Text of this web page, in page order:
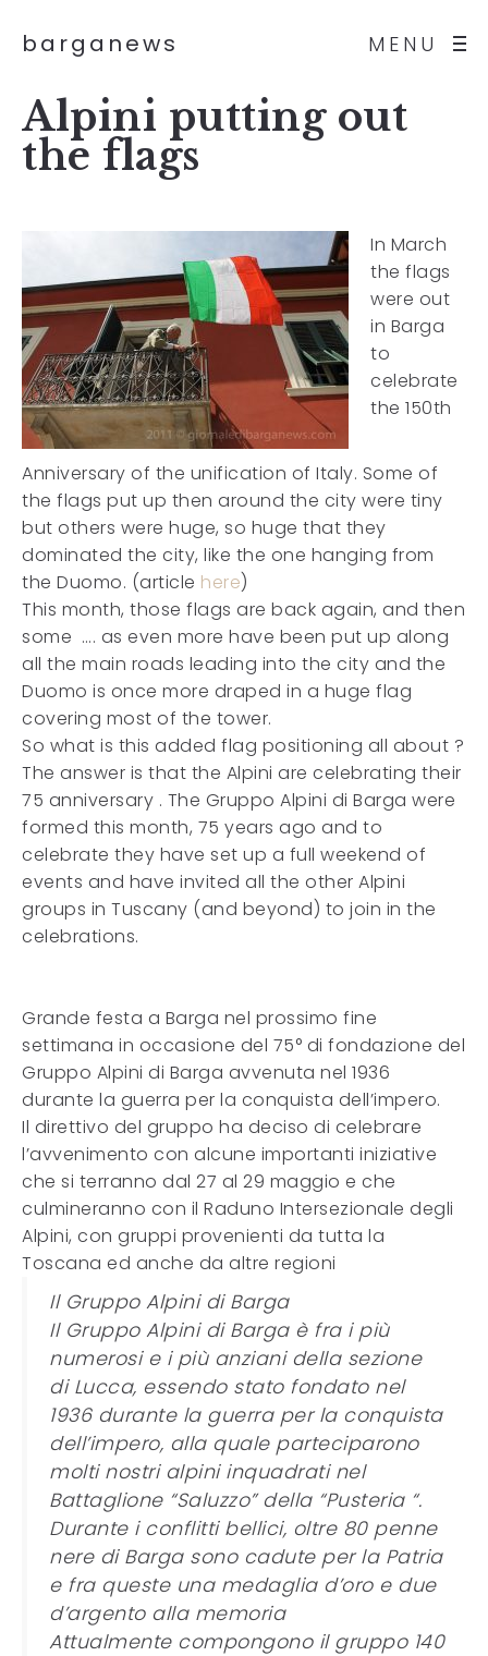
MENU
barganews
Alpini putting out
the flags
In March
the flags
were out
in Barga
to
celebrate
the 150th
Anniversary of the unification of Italy. Some of
the flags put up then around the city were tiny
but others were huge, so huge that they
dominated the city, like the one hanging from
the Duomo. (article here)
This month, those flags are back again, and then
some …. as even more have been put up along
all the main roads leading into the city and the
Duomo is once more draped in a huge flag
covering most of the tower.
So what is this added flag positioning all about ?
The answer is that the Alpini are celebrating their
75 anniversary . The Gruppo Alpini di Barga were
formed this month, 75 years ago and to
celebrate they have set up a full weekend of
events and have invited all the other Alpini
groups in Tuscany (and beyond) to join in the
celebrations.
Grande festa a Barga nel prossimo fine
settimana in occasione del 75° di fondazione del
Gruppo Alpini di Barga avvenuta nel 1936
durante la guerra per la conquista dell’impero.
Il direttivo del gruppo ha deciso di celebrare
l’avvenimento con alcune importanti iniziative
che si terranno dal 27 al 29 maggio e che
culmineranno con il Raduno Intersezionale degli
Alpini, con gruppi provenienti da tutta la
Toscana ed anche da altre regioni
Il Gruppo Alpini di Barga
Il Gruppo Alpini di Barga è fra i più
numerosi e i più anziani della sezione
di Lucca, essendo stato fondato nel
1936 durante la guerra per la conquista
dell’impero, alla quale parteciparono
molti nostri alpini inquadrati nel
Battaglione “Saluzzo” della “Pusteria “.
Durante i conflitti bellici, oltre 80 penne
nere di Barga sono cadute per la Patria
e fra queste una medaglia d’oro e due
d’argento alla memoria
Attualmente compongono il gruppo 140